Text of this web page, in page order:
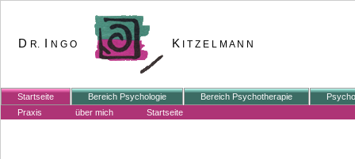
D R. N G O K I T Z E L M A N N
Startseite Bereich Psychologie Bereich Psychotherapie
Praxis
über mich Startseite